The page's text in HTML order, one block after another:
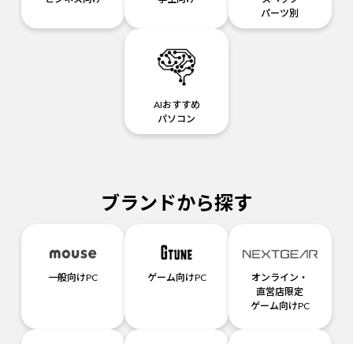
パーツ別
AIおすすめ
パソコン
ブランドから探す
一般向けPC ゲーム向けPC
オンライン・
直営店限定
ゲーム向けPC